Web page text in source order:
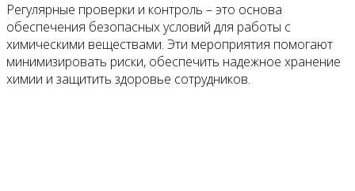
Регулярные проверки и контроль – это основа
обеспечения безопасных условий для работы с
химическими веществами. Эти мероприятия помогают
минимизировать риски, обеспечить надежное хранение
химии и защитить здоровье сотрудников.